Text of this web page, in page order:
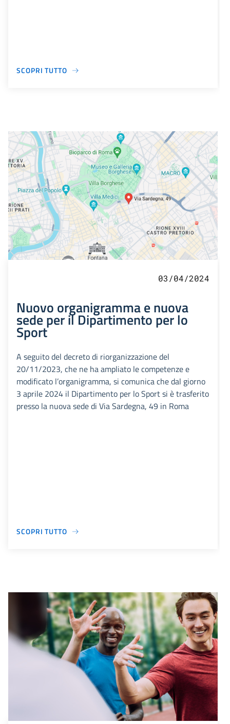
SCOPRI TUTTO
03/04/2024
Nuovo organigramma e nuova
sede per il Dipartimento per lo
Sport
A seguito del decreto di riorganizzazione del
20/11/2023, che ne ha ampliato le competenze e
modificato l’organigramma, si comunica che dal giorno
3 aprile 2024 il Dipartimento per lo Sport si è trasferito
presso la nuova sede di Via Sardegna, 49 in Roma
SCOPRI TUTTO